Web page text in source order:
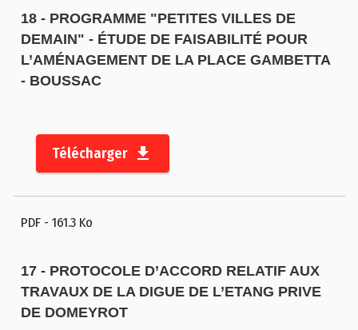
18 - PROGRAMME "PETITES VILLES DE
DEMAIN" - ÉTUDE DE FAISABILITÉ POUR
L’AMÉNAGEMENT DE LA PLACE GAMBETTA
- BOUSSAC
Télécharger
PDF - 161.3 Ko
17 - PROTOCOLE D’ACCORD RELATIF AUX
TRAVAUX DE LA DIGUE DE L’ETANG PRIVE
DE DOMEYROT